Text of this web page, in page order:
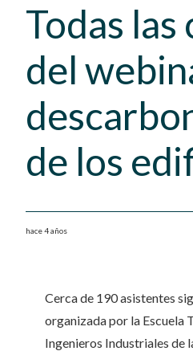
Todas las
del
de los
hace 4 años
Cerca de 190 asistentes
organizada por la Escuela
Ingenieros Industriales de